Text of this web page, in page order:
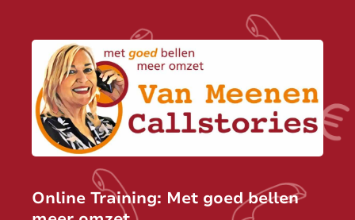
Online Training: Met goed bellen